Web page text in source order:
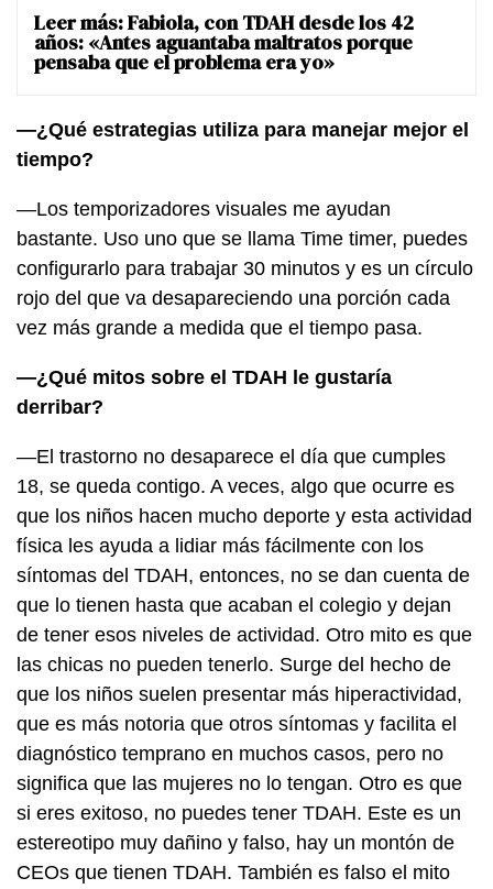
Leer más:Fabiola, con TDAH desde los 42
años: «Antes aguantaba maltratos porque
pensaba que el problema era yo»
—¿Qué estrategias utiliza para manejar mejor el
tiempo?
—Los temporizadores visuales me ayudan
bastante. Uso uno que se llama Time timer, puedes
configurarlo para trabajar 30 minutos y es un círculo
rojo del que va desapareciendo una porción cada
vez más grande a medida que el tiempo pasa.
—¿Qué mitos sobre el TDAH le gustaría
derribar?
—El trastorno no desaparece el día que cumples
18, se queda contigo. A veces, algo que ocurre es
que los niños hacen mucho deporte y esta actividad
física les ayuda a lidiar más fácilmente con los
síntomas del TDAH, entonces, no se dan cuenta de
que lo tienen hasta que acaban el colegio y dejan
de tener esos niveles de actividad. Otro mito es que
las chicas no pueden tenerlo. Surge del hecho de
que los niños suelen presentar más hiperactividad,
que es más notoria que otros síntomas y facilita el
diagnóstico temprano en muchos casos, pero no
significa que las mujeres no lo tengan. Otro es que
si eres exitoso, no puedes tener TDAH. Este es un
estereotipo muy dañino y falso, hay un montón de
CEOs que tienen TDAH. También es falso el mito